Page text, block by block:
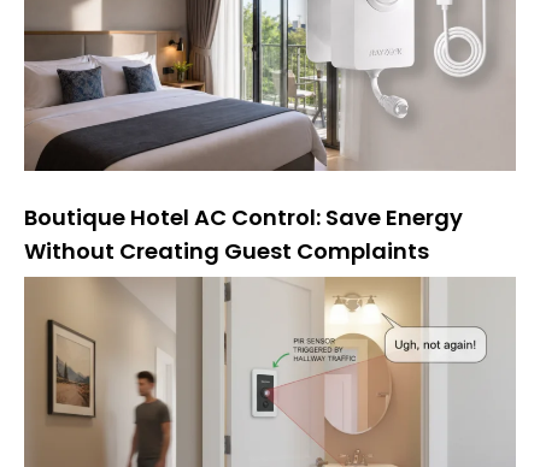
Boutique Hotel AC Control: Save Energy
Without Creating Guest Complaints